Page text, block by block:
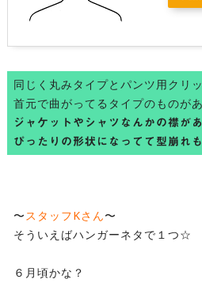
同じく丸みタイプとパンツ用クリ
首元で曲がってるタイプのものが
ジャケットやシャツなんかの襟が
ぴったりの形状になってて型崩れ
〜スタッフKさん〜
そういえばハンガーネタで１つ☆
６月頃かな？